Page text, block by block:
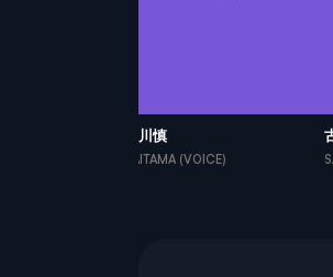
古川慎
SAITAMA (VOICE)